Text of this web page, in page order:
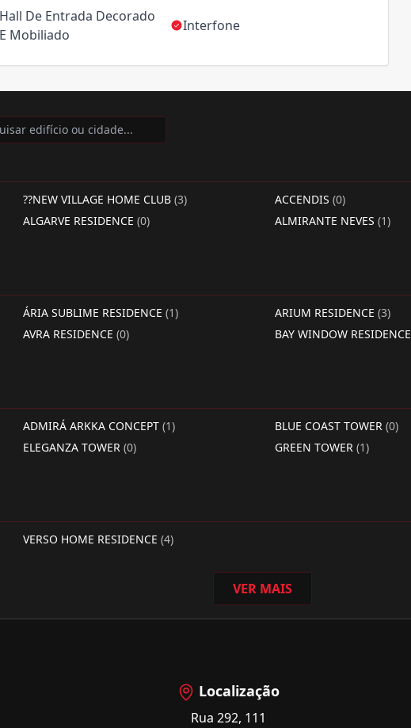
Hall De Entrada Decorado
E Mobiliado
Interfone
??NEW VILLAGE HOME CLUB (3) ACCENDIS (0)
ALGARVE RESIDENCE (0) ALMIRANTE NEVES (1)
ÁRIA SUBLIME RESIDENCE (1) ARIUM RESIDENCE (3)
AVRA RESIDENCE (0) BAY WINDOW RESIDENCE
ADMIRÁ ARKKA CONCEPT (1) BLUE COAST TOWER (0)
ELEGANZA TOWER (0) GREEN TOWER (1)
VERSO HOME RESIDENCE (4)
VER MAIS
Localização
Rua 292, 111